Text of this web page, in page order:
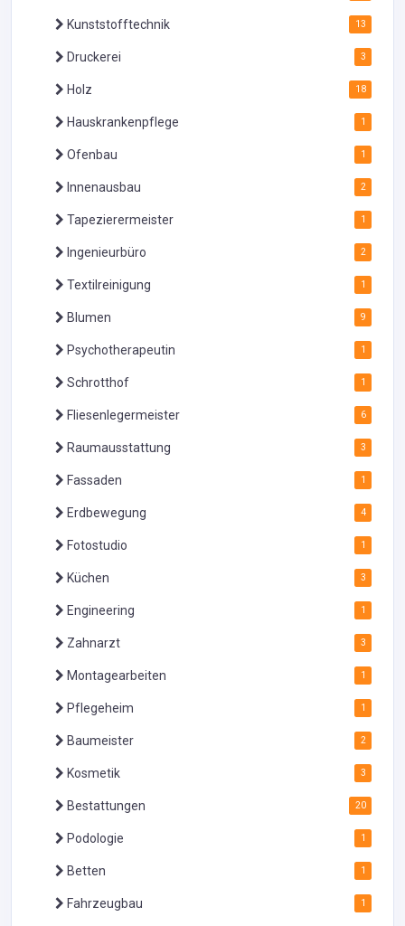
Kunststofftechnik 13
Druckerei 3
Holz 18
Hauskrankenpflege 1
Ofenbau 1
Innenausbau 2
Tapezierermeister 1
Ingenieurbüro 2
Textilreinigung 1
Blumen 9
Psychotherapeutin 1
Schrotthof 1
Fliesenlegermeister 6
Raumausstattung 3
Fassaden 1
Erdbewegung 4
Fotostudio 1
Küchen 3
Engineering 1
Zahnarzt 3
Montagearbeiten 1
Pflegeheim 1
Baumeister 2
Kosmetik 3
Bestattungen 20
Podologie 1
Betten 1
Fahrzeugbau 1